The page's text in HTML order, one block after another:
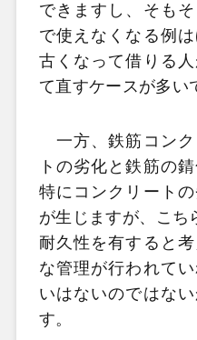
できますし、そも
で使えなくなる例
古くなって借りる
て直すケースが多い
一方、鉄筋コンク
トの劣化と鉄筋の
特にコンクリート
が生じますが、こち
耐久性を有すると
な管理が行われて
いはないのではな
す。